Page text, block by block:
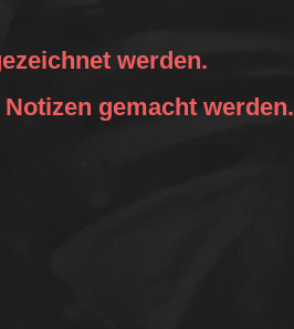
werden.
gemacht werden.